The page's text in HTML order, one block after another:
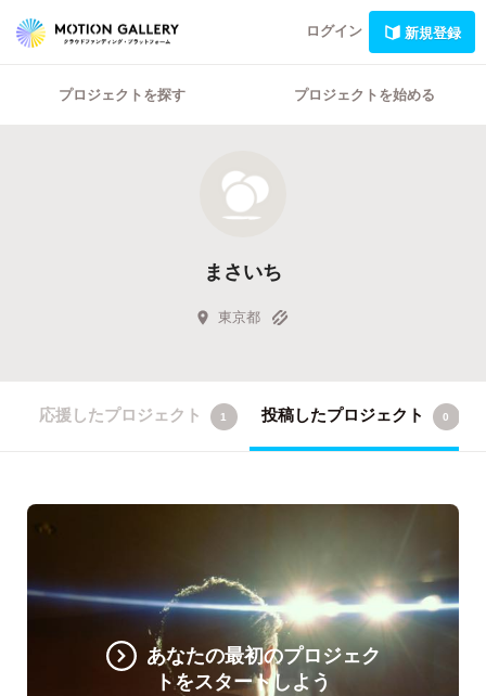
ログイン 新規登録
プロジェクトを探す プロジェクトを始める
まさいち
東京都
応援したプロジェクト 1 投稿したプロジェクト 0
あなたの最初のプロジェク
トをスタートしよう